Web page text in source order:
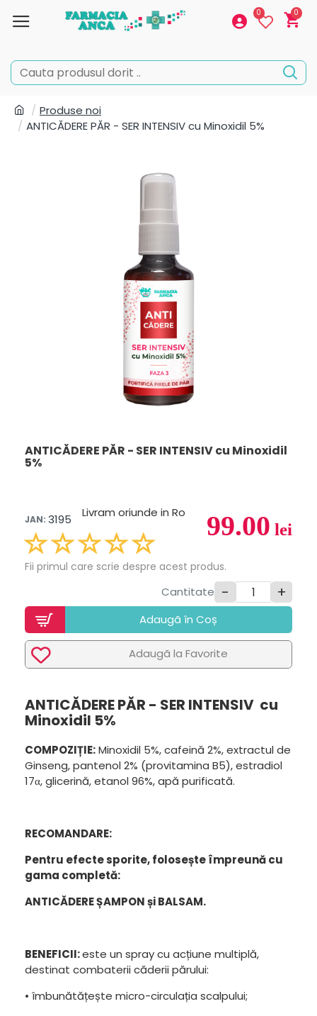
0 0
Produse noi
ANTICĂDERE PĂR - SER INTENSIV cu Minoxidil 5%
ANTICĂDERE PĂR - SER INTENSIV cu Minoxidil
5%
99.00 lei
JAN: 3195 Livram oriunde in Ro
Fii primul care scrie despre acest produs.
Cantitate - +
Adaugã în Coș
Adaugã la Favorite
ANTICĂDERE PĂR - SER INTENSIV cu
Minoxidil 5%
COMPOZIȚIE:Minoxidil 5%, cafeină 2%, extractul de
Ginseng, pantenol 2% (provitamina B5), estradiol
17α, glicerină, etanol 96%, apă purificată.
RECOMANDARE:
Pentru efecte sporite, folosește împreună cu
gama completă:
ANTICĂDERE ȘAMPON și BALSAM.
BENEFICII:este un spray cu acțiune multiplă,
destinat combaterii căderii părului:
• îmbunătățește micro-circulația scalpului;